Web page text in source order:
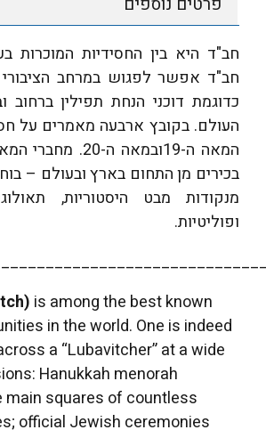
חב"ד היא בין החסידיות המוכרות
חב"ד אפשר לפגוש במרחב הציבורי
כדוגמת דוכני הנחת תפילין ברחוב
העולם. בקובץ ארבעה מאמרים על
המאה ה-19ובמאה ה-
בכירים מן התחום בארץ ובעולם –
מנקודות מבט היסטוריות,
ופוליטיות.
is among the best known
in the world. One is indeed
a “Lubavitcher” at a wide
Hanukkah menorah
main squares of countless
official Jewish ceremonies